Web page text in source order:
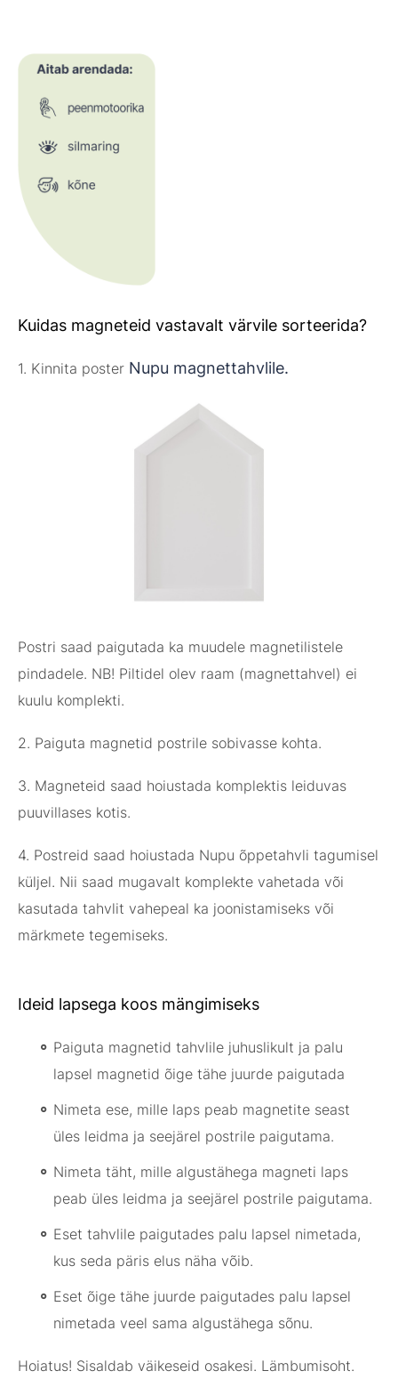
Kuidas magneteid vastavalt värvile sorteerida?
1. Kinnita poster Nupu magnettahvlile.
Postri saad paigutada ka muudele magnetilistele
pindadele. NB! Piltidel olev raam (magnettahvel) ei
kuulu komplekti.
2. Paiguta magnetid postrile sobivasse kohta.
3. Magneteid saad hoiustada komplektis leiduvas
puuvillases kotis.
4. Postreid saad hoiustada Nupu õppetahvli tagumisel
küljel. Nii saad mugavalt komplekte vahetada või
kasutada tahvlit vahepeal ka joonistamiseks või
märkmete tegemiseks.
Ideid lapsega koos mängimiseks
Paiguta magnetid tahvlile juhuslikult ja palu
lapsel magnetid õige tähe juurde paigutada
Nimeta ese, mille laps peab magnetite seast
üles leidma ja seejärel postrile paigutama.
Nimeta täht, mille algustähega magneti laps
peab üles leidma ja seejärel postrile paigutama.
Eset tahvlile paigutades palu lapsel nimetada,
kus seda päris elus näha võib.
Eset õige tähe juurde paigutades palu lapsel
nimetada veel sama algustähega sõnu.
Hoiatus! Sisaldab väikeseid osakesi. Lämbumisoht.